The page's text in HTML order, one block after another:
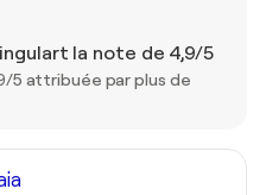
la note de 4,9/5
5 attribuée par plus de